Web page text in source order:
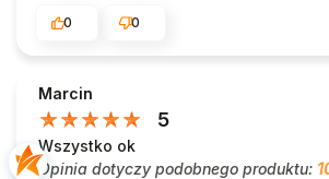
0
0
Marcin
5
Wszystko ok
Opinia dotyczy podobnego produktu: